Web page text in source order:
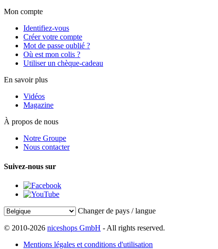
Mon compte
Identifiez-vous
Créer votre compte
Mot de passe oublié ?
Où est mon colis ?
Utiliser un chèque-cadeau
En savoir plus
Vidéos
Magazine
À propos de nous
Notre Groupe
Nous contacter
Suivez-nous sur
Changer de pays / langue
© 2010-2026 niceshops GmbH - All rights reserved.
Mentions légales et conditions d'utilisation